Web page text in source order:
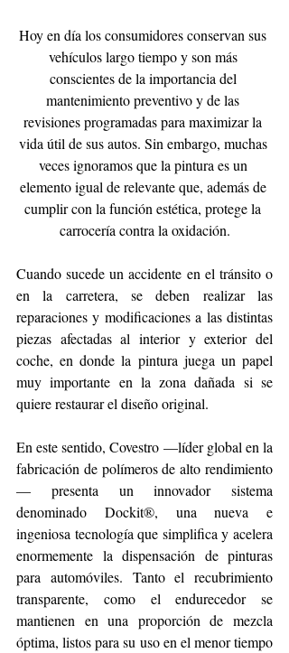
Hoy en día los consumidores conservan sus
vehículos largo tiempo y son más
conscientes de la importancia del
mantenimiento preventivo y de las
revisiones programadas para maximizar la
vida útil de sus autos. Sin embargo, muchas
veces ignoramos que la pintura es un
elemento igual de relevante que, además de
cumplir con la función estética, protege la
carrocería contra la oxidación.
Cuando sucede un accidente en el tránsito o
en la carretera, se deben realizar las
reparaciones y modificaciones a las distintas
piezas afectadas al interior y exterior del
coche, en donde la pintura juega un papel
muy importante en la zona dañada si se
quiere restaurar el diseño original.
En este sentido, Covestro —líder global en la
fabricación de polímeros de alto rendimiento
— presenta un innovador sistema
denominado Dockit®, una nueva e
ingeniosa tecnología que simplifica y acelera
enormemente la dispensación de pinturas
para automóviles. Tanto el recubrimiento
transparente, como el endurecedor se
mantienen en una proporción de mezcla
óptima, listos para su uso en el menor tiempo